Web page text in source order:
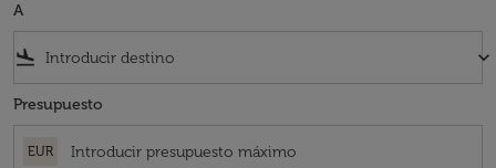
A
flight_land keyboard_arrow_down
Presupuesto
EUR